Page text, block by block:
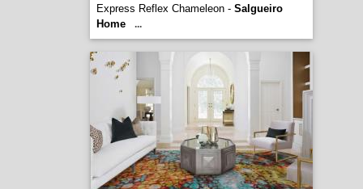
Express Reflex Chameleon - Salgueiro
Home
...